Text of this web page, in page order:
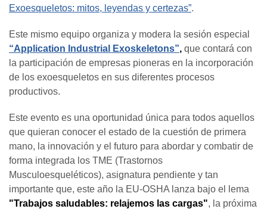
Exoesqueletos: mitos, leyendas y certezas”.
Este mismo equipo organiza y modera la sesión especial
“Application Industrial Exoskeletons”, que contará con
la participación de empresas pioneras en la incorporación
de los exoesqueletos en sus diferentes procesos
productivos.
Este evento es una oportunidad única para todos aquellos
que quieran conocer el estado de la cuestión de primera
mano, la innovación y el futuro para abordar y combatir de
forma integrada los TME (Trastornos
Musculoesqueléticos), asignatura pendiente y tan
importante que, este año la EU-OSHA lanza bajo el lema
"Trabajos saludables: relajemos las cargas", la próxima